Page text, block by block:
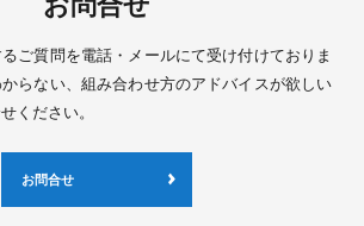
ご質問を電話・メールにて受け付けておりま
らない、組み合わせ方のアドバイスが欲しい
ください。
お問合せ